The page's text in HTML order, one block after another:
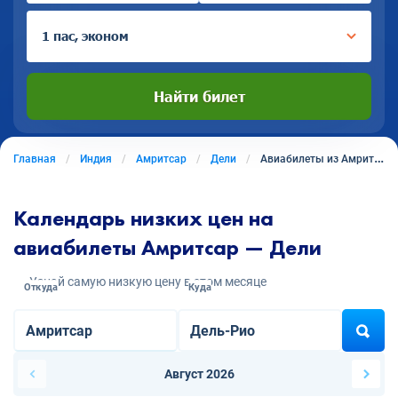
1 пас, эконом
Найти билет
Главная Индия Амритсар Дели Авиабилеты из Амритсара в Дели
Календарь низких цен на
авиабилеты Амритсар — Дели
Узнай самую низкую цену в этом месяце
Откуда Куда
Август 2026